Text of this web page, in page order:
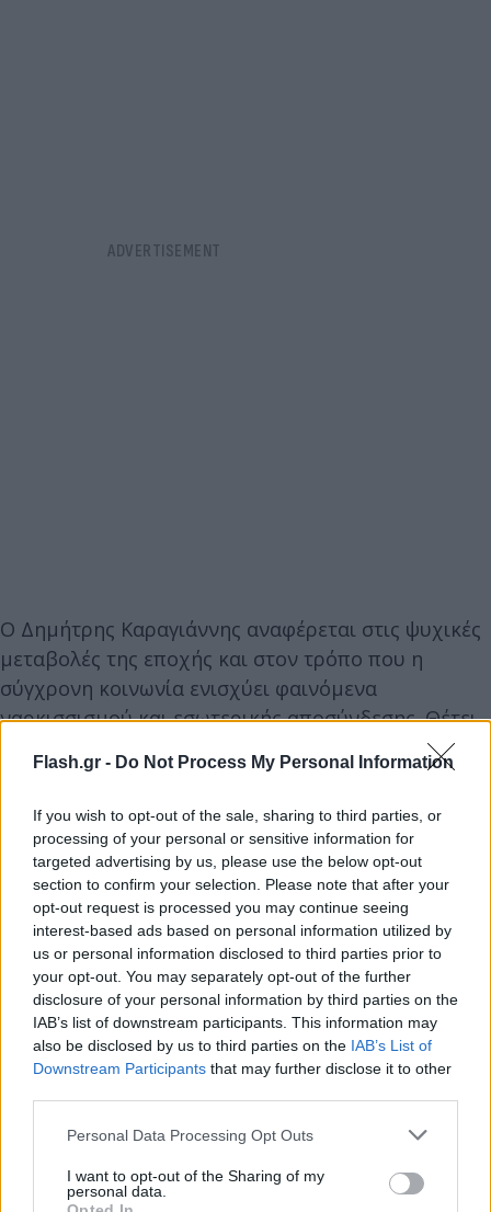
Flash.gr - Do Not Process My Personal Information
If you wish to opt-out of the sale, sharing to third parties, or
processing of your personal or sensitive information for
targeted advertising by us, please use the below opt-out
section to confirm your selection. Please note that after your
opt-out request is processed you may continue seeing
interest-based ads based on personal information utilized by
us or personal information disclosed to third parties prior to
your opt-out. You may separately opt-out of the further
disclosure of your personal information by third parties on the
IAB’s list of downstream participants. This information may
also be disclosed by us to third parties on the IAB’s List of
Downstream Participants that may further disclose it to other
Please note that this website/app uses one or more Google
not limited to your visit or usage behaviour. You may click to
grant or deny consent to Google and its third-party tags to
Personal Data Processing Opt Outs
I want to opt-out of the Sharing of my
personal data.
Ο Δημήτρης Καραγιάννης αναφέρεται στις ψυχικές
μεταβολές της εποχής και στον τρόπο που η
σύγχρονη κοινωνία ενισχύει φαινόμενα
ναρκισσισμού και εσωτερικής αποσύνδεσης. Θέτει
στο επίκεντρο την ανάγκη κατανόησης των νέων
ψυχικών ισορροπιών.
«Η ψυχοθεραπεία είναι αυτογνωσία και
ανάληψη της ευθύνης της ζωής μας»
Τονίζει ότι η ψυχοθεραπεία αποτελεί μια βαθιά
διαδικασία προσωπικής ευθύνης και κατανόησης
του εαυτού, πέρα από την απλή αντιμετώπιση
δυσκολιών. Η αλλαγή, όπως υπογραμμίζει, ξεκινά
από την ίδια τη στάση ζωής.